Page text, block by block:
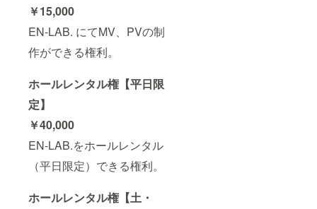
￥15,000
EN-LAB. にてMV、PVの制
作ができる権利。
ホールレンタル権【平日限
定】
￥40,000
EN-LAB.をホールレンタル
（平日限定）できる権利。
ホールレンタル権【土・